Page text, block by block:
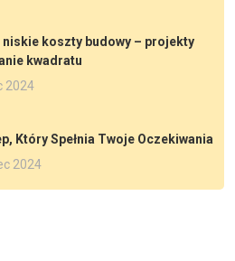
niskie koszty budowy – projekty
kwadratu
2024
Który Spełnia Twoje Oczekiwania
2024